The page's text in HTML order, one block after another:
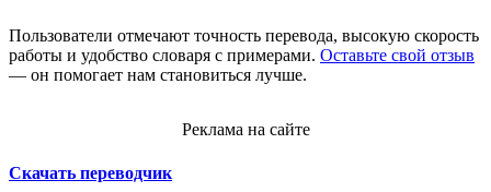
Пользователи отмечают точность перевода, высокую скорость
работы и удобство словаря с примерами. Оставьте свой отзыв
— он помогает нам становиться лучше.
Реклама на сайте
Скачать переводчик